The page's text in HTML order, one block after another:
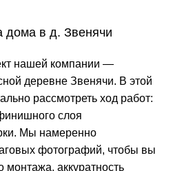
дома в д. Звенячи
нашей компании —
деревне Звенячи. В этой
рассмотреть ход работ:
слоя
Мы намеренно
фотографий, чтобы вы
монтажа, аккуратность